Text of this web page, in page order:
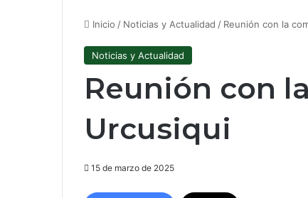
Inicio / Noticias y Actualidad / Reunión con la
Noticias y Actualidad
Reunión con
Urcusiqui
15 de marzo de 2025